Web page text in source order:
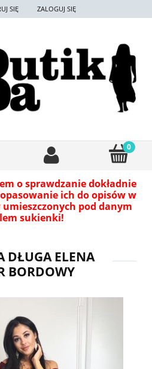
SIĘ ZALOGUJ SIĘ
o sprawdzanie dokładnie
ich do opisów w
pod danym
sukienki!
DŁUGA ELENA
BORDOWY